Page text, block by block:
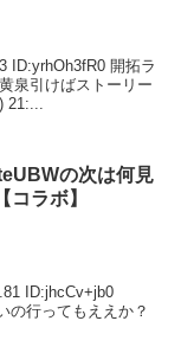
ID:yrhOh3fR0 開拓ラ
泉引けばストーリー
21:...
の次は何見
コラボ】
ID:jhcCv+jb0
の行ってもええか？